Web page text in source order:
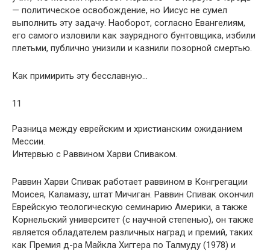
— политическое освобождение, но Иисус не сумел
выполнить эту задачу. Наоборот, согласно Евангелиям,
его самого изловили как заурядного бунтовщика, избили
плетьми, публично унизили и казнили позорной смертью.
Как примирить эту бесславную…
11
Разница между еврейским и христианским ожиданием
Мессии.
Интервью с Раввином Харви Спиваком.
Раввин Харви Спивак работает раввином в Конгрегации
Моисея, Каламазу, штат Мичиган. Раввин Спивак окончил
Еврейскую теологическую семинарию Америки, а также
Корнельский университет (с научной степенью), он также
является обладателем различных наград и премий, таких
как Премия д-ра Майкла Хиггера по Талмуду (1978) и